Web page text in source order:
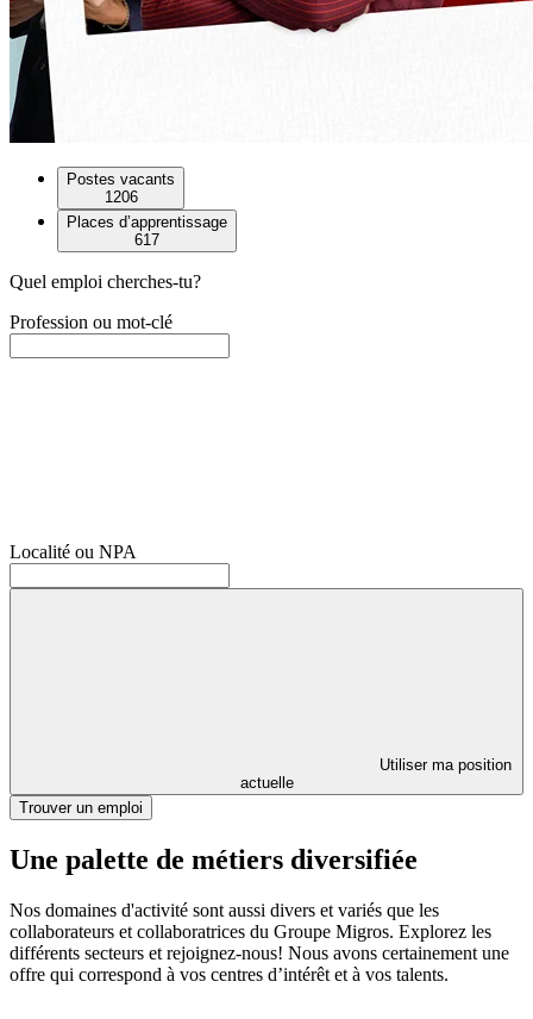
Postes vacants
1206
Places d’apprentissage
617
Quel emploi cherches-tu?
Profession ou mot-clé
Localité ou NPA
Utiliser ma position
actuelle
Trouver un emploi
Une palette de métiers diversifiée
Nos domaines d'activité sont aussi divers et variés que les
collaborateurs et collaboratrices du Groupe Migros. Explorez les
différents secteurs et rejoignez-nous! Nous avons certainement une
offre qui correspond à vos centres d’intérêt et à vos talents.